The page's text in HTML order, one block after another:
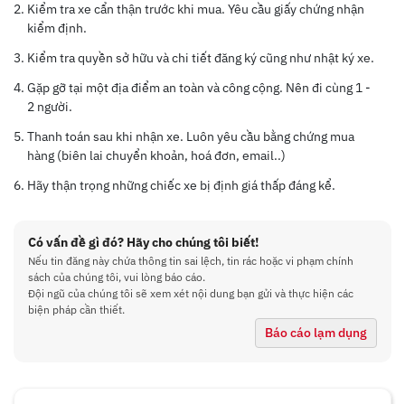
Kiểm tra xe cẩn thận trước khi mua. Yêu cầu giấy chứng nhận
kiểm định.
Kiểm tra quyền sở hữu và chi tiết đăng ký cũng như nhật ký xe.
Gặp gỡ tại một địa điểm an toàn và công cộng. Nên đi cùng 1 -
2 người.
Thanh toán sau khi nhận xe. Luôn yêu cầu bằng chứng mua
hàng (biên lai chuyển khoản, hoá đơn, email..)
Hãy thận trọng những chiếc xe bị định giá thấp đáng kể.
Có vấn đề gì đó? Hãy cho chúng tôi biết!
Nếu tin đăng này chứa thông tin sai lệch, tin rác hoặc vi phạm chính
sách của chúng tôi, vui lòng báo cáo.
Đội ngũ của chúng tôi sẽ xem xét nội dung bạn gửi và thực hiện các
biện pháp cần thiết.
Báo cáo lạm dụng